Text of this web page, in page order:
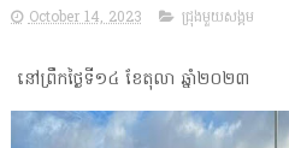
October 14, 2023 ជ្រុងមួយសង្គម
នៅព្រឹកថ្ងៃទី១៤ ខែតុលា ឆ្នាំ២០២៣